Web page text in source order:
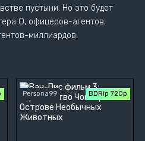
пустыни. Но это будет
О, офицеров-агентов,
миллиардов.
Persona99 BDRip 720p